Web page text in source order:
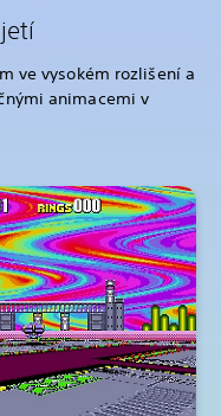
ve vysokém rozlišení a
animacemi v